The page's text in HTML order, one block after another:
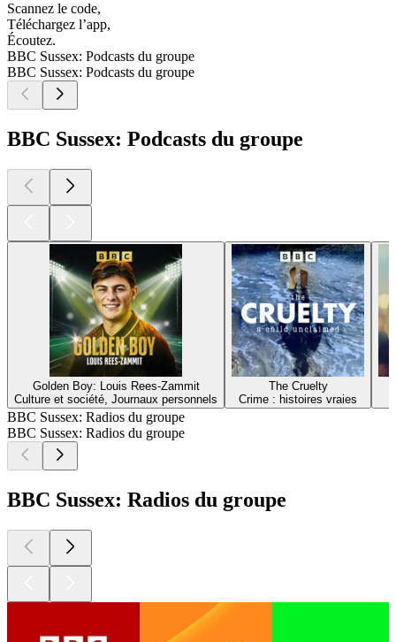
Scannez le code,
Téléchargez l’app,
Écoutez.
BBC Sussex: Podcasts du groupe
BBC Sussex: Podcasts du groupe
BBC Sussex: Podcasts du groupe
Golden Boy: Louis Rees-Zammit
Culture et société, Journaux personnels
The Cruelty
Crime : histoires vraies
BBC Sussex: Radios du groupe
BBC Sussex: Radios du groupe
BBC Sussex: Radios du groupe